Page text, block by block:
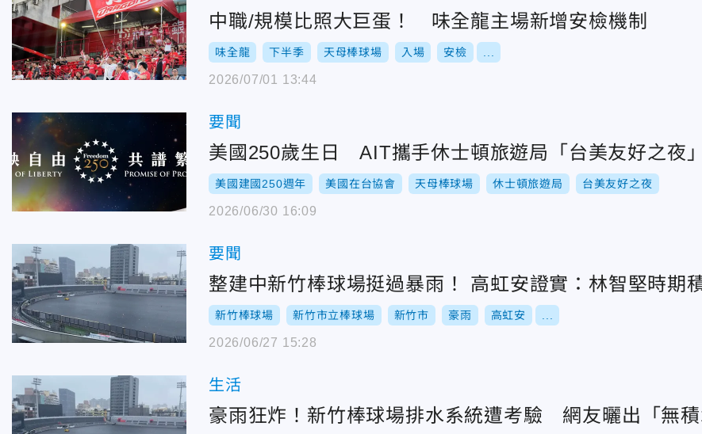
中職/規模比照大巨蛋！ 味全龍主場新增安檢機制
味全龍 下半季 天母棒球場 入場 安檢
2026/07/01 13:44
要聞
美國250歲生日 AIT攜手休士頓旅遊局「台美友好之夜
美國建國250週年 美國在台協會 天母棒球場 休士頓旅遊局 台美友好之夜
2026/06/30 16:09
要聞
整建中新竹棒球場挺過暴雨！ 高虹安證實：林智堅時期
新竹棒球場 新竹市立棒球場 新竹市 豪雨 高虹安
2026/06/27 15:28
生活
豪雨狂炸！新竹棒球場排水系統遭考驗 網友曬出「無